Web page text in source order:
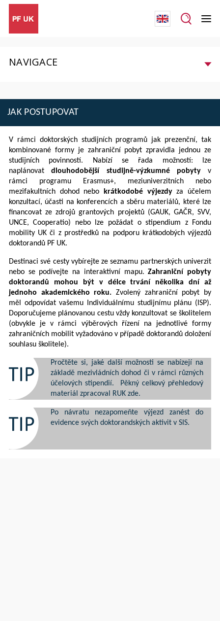
NAVIGACE
JAK POSTUPOVAT
V rámci doktorských studijních programů jak prezenční, tak
kombinované formy je zahraniční pobyt zpravidla jednou ze
studijních povinností. Nabízí se řada možností: lze
naplánovatdlouhodobější studijně-výzkumné pobytyv
rámci programu Erasmus+, meziuniverzitních nebo
mezifakultních dohod nebo
krátkodobé výjezdyza účelem
konzultací, účasti na konferencích a sběru materiálů, které lze
financovat ze zdrojů grantových projektů (GAUK, GAČR, SVV,
UNCE, Cooperatio) nebo lze požádat o stipendium z Fondu
mobility UK či z prostředků na podporu krátkodobých výjezdů
doktorandů PF UK.
Destinaci své cesty vybírejte ze seznamu partnerských univerzit
nebo se podívejte na interaktivní mapu.Zahraniční pobyty
doktorandů mohou být v délce trvání několika dní až
jednoho akademického roku. Zvolený zahraniční pobyt by
měl odpovídat vašemu Individuálnímu studijnímu plánu (ISP).
Doporučujeme plánovanou cestu vždy konzultovat se školitelem
(obvykle je v rámci výběrových řízení na jednotlivé formy
zahraničních mobilit vyžadováno v případě doktorandů doložení
souhlasu školitele).
Pročtěte si, jaké další možnosti se nabízejí na
základě mezivládních dohod či v rámci různých
účelových stipendií. Pěkný celkový přehledový
materiál zpracoval RUK zde.
Po návratu nezapomeňte výjezd zanést do
evidence svých doktorandských aktivit v SIS.